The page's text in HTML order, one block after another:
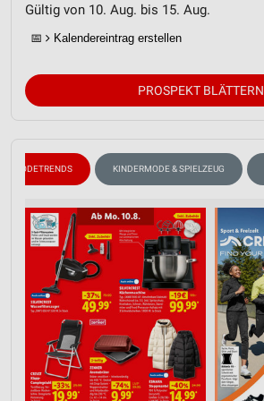
Gültig von 10. Aug. bis 15. Aug.
📅 Kalendereintrag erstellen
PROSPEKT BLÄTTERN
MODETRENDS KINDERMODE & SPIELZEUG